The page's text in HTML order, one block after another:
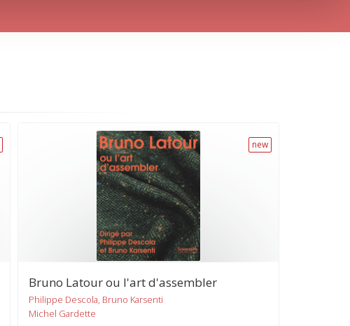
new
Bruno Latour ou l'art d'assembler
Philippe Descola, Bruno Karsenti
Michel Gardette